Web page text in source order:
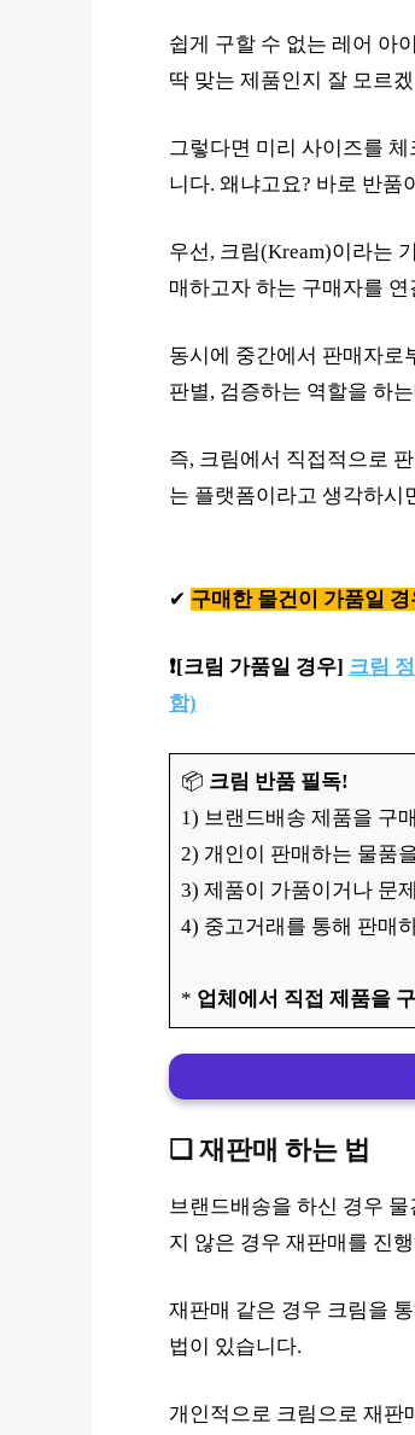
쉽게 구할 수 없는 레어 아
딱 맞는 제품인지 잘 모르
그렇다면 미리 사이즈를
니다. 왜냐고요? 바로 반품
우선, 크림(Kream)이라는
매하고자 하는 구매자를
동시에 중간에서 판매자로
판별, 검증하는 역할을 하
즉, 크림에서 직접적으로
는 플랫폼이라고 생각하시
✔ 구매한 물건이 가품일
❗️[크림 가품일 경우] 크림
함)
📦 크림 반품 필독!
1) 브랜드배송 제품을 구
2) 개인이 판매하는 물품
3) 제품이 가품이거나 문
4) 중고거래를 통해 판매
* 업체에서 직접 제품을
❏ 재판매 하는 법
브랜드배송을 하신 경우
지 않은 경우 재판매를 진
재판매 같은 경우 크림을
법이 있습니다.
개인적으로 크림으로 재판